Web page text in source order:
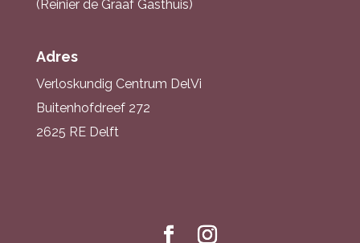
(Reinier de Graaf Gasthuis)
Adres
Verloskundig Centrum DelVi
Buitenhofdreef 272
2625 RE Delft